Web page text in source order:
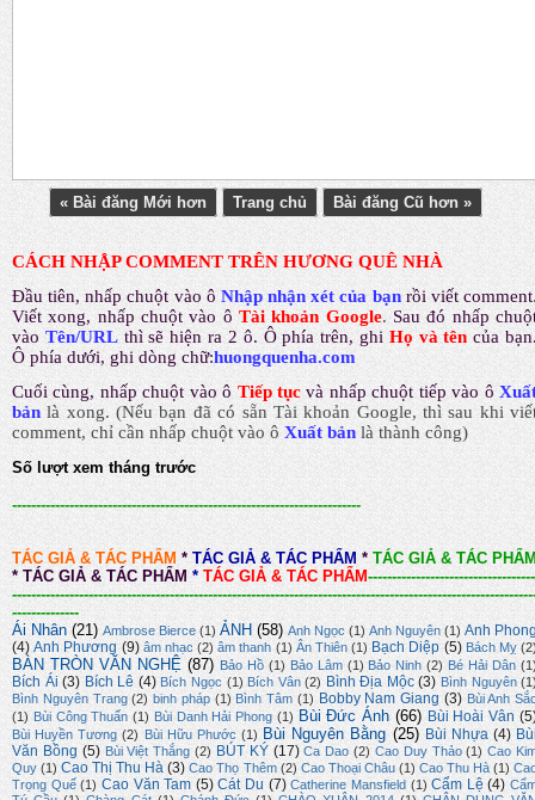
« Bài đăng Mới hơn Trang chủ Bài đăng Cũ hơn »
CÁCH NHẬP COMMENT TRÊN HƯƠNG QUÊ NHÀ
Đầu tiên, nhấp chuột vào ô Nhập nhận xét của bạn rồi viết comment
Viết xong, nhấp chuột vào ô Tài khoản Google. Sau đó nhấp
vào Tên/URL thì sẽ hiện ra 2 ô. Ô phía trên, ghiHọ và tên của
Ô phía dưới, ghi dòng chữ:huongquenha.com
Cuối cùng, nhấp chuột vào ô Tiếp tục và nhấp chuột tiếp vào ô
bản là xong.(Nếu bạn đã có sẵn Tài khoản Google, thì sau khi
comment, chỉ cần nhấp chuột vào ôXuất bản là thành công)
Số lượt xem tháng trước
-------------------------------------------------------------------------
TÁC GIẢ & TÁC PHẨM * TÁC GIẢ & TÁC PHẨM * TÁC GIẢ & TÁC
* TÁC GIẢ & TÁC PHẨM * TÁC GIẢ & TÁC PHẨM-----------------------------------
--------------
Ái Nhân (21) Ambrose Bierce (1) ẢNH (58) Anh Ngọc (1) Anh Nguyên (1) Anh
(4) Anh Phương (9) âm nhạc (2) âm thanh (1) Ân Thiên (1) Bạch Diệp (5) Bách Mỵ
BÀN TRÒN VĂN NGHỆ (87) Bảo Hồ (1) Bảo Lâm (1) Bảo Ninh (2) Bé Hải Dân
Bích Ái (3) Bích Lê (4) Bích Ngọc (1) Bích Vân (2) Bình Địa Mộc (3) Bình Nguyên
Bình Nguyên Trang (2) binh pháp (1) Bình Tâm (1) Bobby Nam Giang (3) Bùi Anh
(1) Bùi Công Thuấn (1) Bùi Danh Hải Phong (1) Bùi Đức Ánh (66) Bùi Hoài Vân
Bùi Huyền Tương (2) Bùi Hữu Phước (1) Bùi Nguyên Bằng (25) Bùi Nhựa (4)
Văn Bồng (5) Bùi Việt Thắng (2) BÚT KÝ (17) Ca Dao (2) Cao Duy Thảo (1) Cao
Quy (1) Cao Thị Thu Hà (3) Cao Thọ Thêm (2) Cao Thoại Châu (1) Cao Thu Hà (1)
Trọng Quế (1) Cao Văn Tam (5) Cát Du (7) Catherine Mansfield (1) Cẩm Lệ (4)